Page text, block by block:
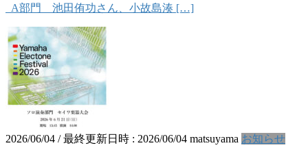
A部門 池田侑功さん、小故島湊 […]
2026/06/04 / 最終更新日時 : 2026/06/04 matsuyama お知らせ